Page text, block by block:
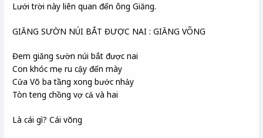
Lưới trời này liên quan đến ông Giăng.
GIĂNG SƯỜN NÚI BẮT ĐƯỢC NAI : GIĂNG VÕNG
Đem giăng sườn núi bắt được nai
Con khóc mẹ ru cậy đến mày
Cửa Võ ba tầng xong bước nhảy
Tòn teng chồng vợ cả và hai
Là cái gì? Cái võng